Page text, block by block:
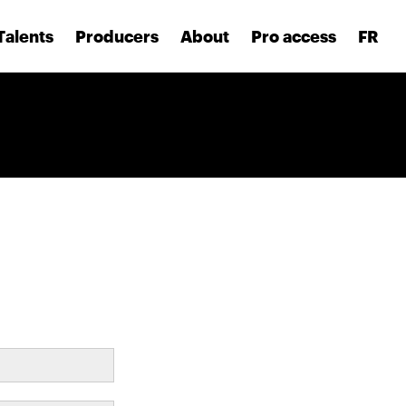
Producers About Pro access FR